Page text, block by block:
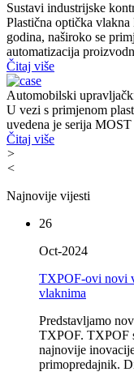
Sustavi industrijske
Plastična optička
godina, naširoko se
automatizacija
Čitaj više
Automobilski
U vezi s primjenom
uvedena je serija
Čitaj više
>
<
Najnovije vijesti
26
Oct-2024
TXPOF-ovi novi
vlaknima
Predstavljamo
TXPOF. TXPOF
najnovije
primopredajnik.